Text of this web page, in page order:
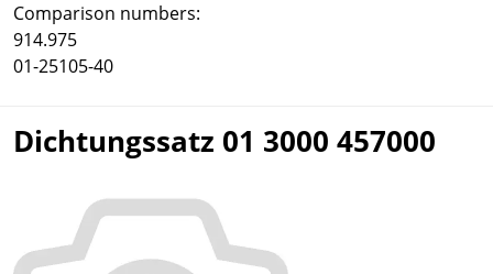
Comparison numbers:
914.975
01-25105-40
Dichtungssatz 01 3000 457000